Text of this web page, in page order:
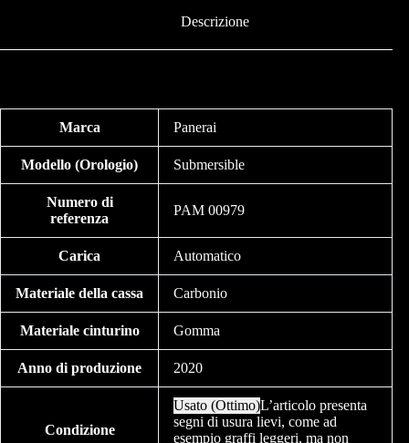
Descrizione
Marca Panerai
Modello (Orologio) Submersible
Numero di
referenza
PAM 00979
Carica Automatico
Materiale della cassa Carbonio
Materiale cinturino Gomma
Anno di produzione 2020
Condizione
Usato (Ottimo)L’articolo presenta
segni di usura lievi, come ad
esempio graffi leggeri, ma non